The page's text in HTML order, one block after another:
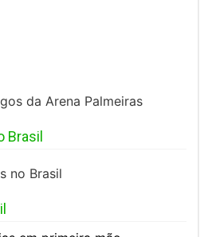
da Arena Palmeiras
Brasil
no Brasil